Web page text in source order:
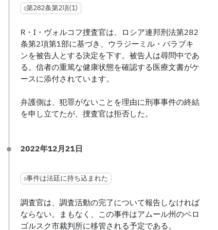
第282条第2項(1)
R・I・ヴォルコフ捜査官は、ロシア連邦刑法第282
条第2項第1部に基づき、ウラジーミル・バラブキ
ンを被告人とする決定を下す。被告人は尋問中であ
る。信者の重篤な健康状態を確認する医療文書がケ
ースに添付されています。
弁護側は、犯罪がないことを理由に刑事事件の終結
を申し立てたが、捜査官は拒否した。
2022年12月21日
事件は法廷に持ち込まれた
調査官は、調査活動の完了について報告しなければ
ならない。まもなく、この事件はアムール州のベロ
ゴルスク市裁判所に移管される予定である。